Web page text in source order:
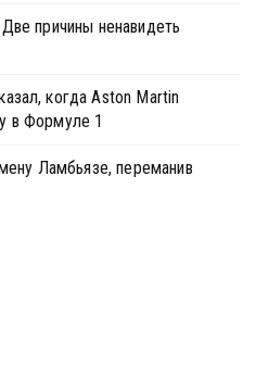
причины ненавидеть
когда Aston Martin
в Формуле 1
Ламбьязе, переманив